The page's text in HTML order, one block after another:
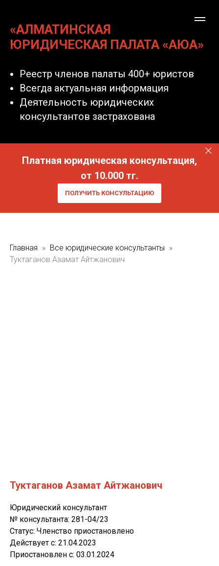
«АЛМАТИНСКАЯ
ЮРИДИЧЕСКАЯ ПАЛАТА «АЮА»
Реестр членов палаты 400+ юристов
Всегда актуальная информация
Деятельность юридических
консультантов застрахована
Платная юридическая консультация,
от 10.000 тг.
ПОЛУЧИТЬ КОНСУЛЬТАЦИЮ
Главная
Все юридические консультанты
Туктаганов Азамат Айтжанович
Туктаганов Азамат Айтжанович
Юридический консультант
№ консультанта: 281-04/23
Статус: Членство приостановлено
Действует c: 21.04.2023
Приостановлен c: 03.01.2024